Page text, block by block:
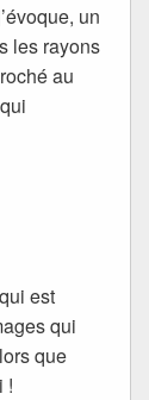
un
les rayons
au
est
qui
que
!